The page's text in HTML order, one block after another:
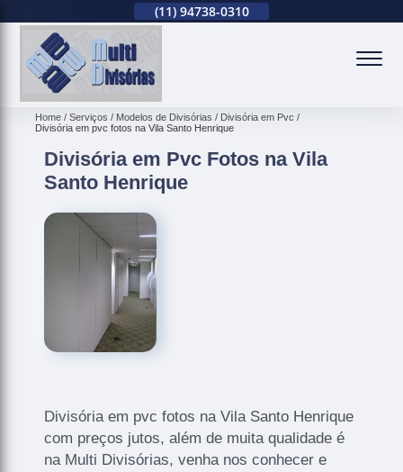
(11) 94738-0310
Home Serviços Modelos de Divisórias
Divisória em Pvc
Divisória em pvc fotos na Vila Santo Henrique
Divisória em Pvc Fotos na Vila
Santo Henrique
Divisória em pvc fotos na Vila Santo Henrique
com preços jutos, além de muita qualidade é
na Multi Divisórias, venha nos conhecer e